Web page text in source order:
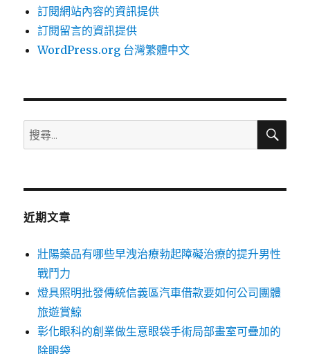
訂閱網站內容的資訊提供
訂閱留言的資訊提供
WordPress.org 台灣繁體中文
搜
尋
鍵
搜
近期文章
壯陽藥品有哪些早洩治療勃起障礙治療的提升男性
戰鬥力
燈具照明批發傳統信義區汽車借款要如何公司團體
旅遊賞鯨
彰化眼科的創業做生意眼袋手術局部畫室可疊加的
除眼袋